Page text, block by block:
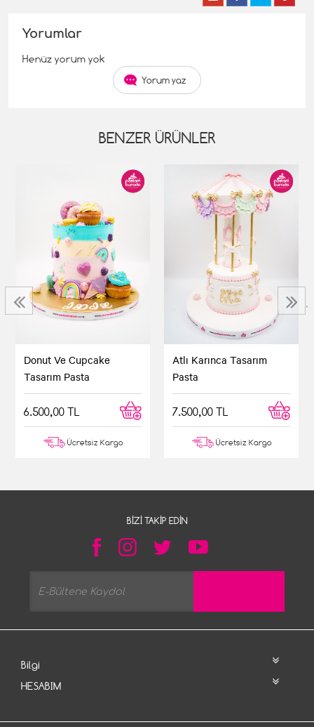
Yorumlar
Henüz yorum yok
Yorum yaz
BENZER ÜRÜNLER
Donut Ve Cupcake
Tasarım Pasta
6.500,00 TL
Ücretsiz Kargo
Atlı Karınca Tasarım
Pasta
7.500,00 TL
Ücretsiz Kargo
‹ ›
BIZI TAKIP EDIN
Bilgi
HESABIM